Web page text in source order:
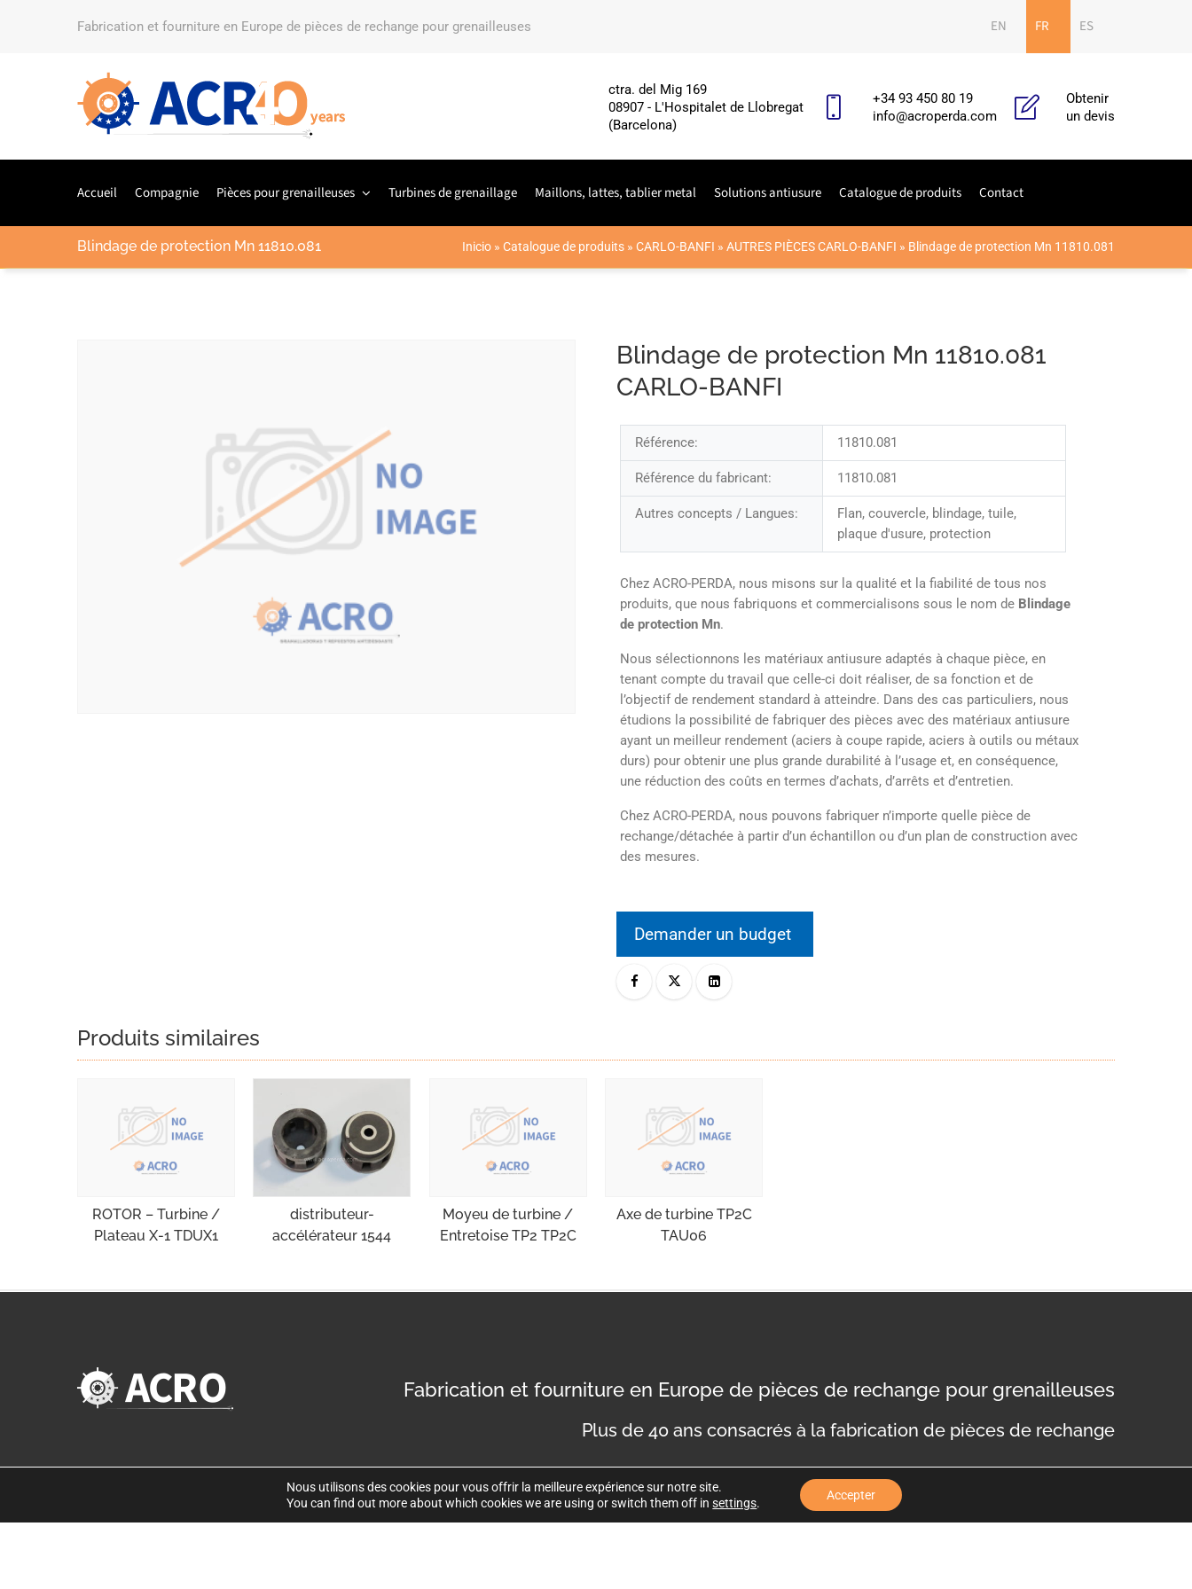
Fabrication et fourniture en Europe de pièces de rechange pour grenailleuses EN FR ES
ctra. del Mig 169
08907 - L'Hospitalet de Llobregat
(Barcelona)
+34 93 450 80 19
info@acroperda.com
Obtenir
un devis
Accueil Compagnie Pièces pour grenailleuses Turbines de grenaillage Maillons, lattes, tablier metal Solutions antiusure Catalogue de produits Contact
Blindage de protection Mn 11810.081 Inicio » Catalogue de produits » CARLO-BANFI » AUTRES PIÈCES CARLO-BANFI » Blindage de protection Mn 11810.081
Blindage de protection Mn 11810.081
CARLO-BANFI
Référence: 11810.081
Référence du fabricant: 11810.081
Autres concepts / Langues:
Flan, couvercle, blindage, tuile,
plaque d'usure, protection
Chez ACRO-PERDA, nous misons sur la qualité et la fiabilité de tous nos
produits, que nous fabriquons et commercialisons sous le nom de Blindage
de protection Mn.
Nous sélectionnons les matériaux antiusure adaptés à chaque pièce, en
tenant compte du travail que celle-ci doit réaliser, de sa fonction et de
l’objectif de rendement standard à atteindre. Dans des cas particuliers, nous
étudions la possibilité de fabriquer des pièces avec des matériaux antiusure
ayant un meilleur rendement (aciers à coupe rapide, aciers à outils ou métaux
durs) pour obtenir une plus grande durabilité à l’usage et, en conséquence,
une réduction des coûts en termes d’achats, d’arrêts et d’entretien.
Chez ACRO-PERDA, nous pouvons fabriquer n’importe quelle pièce de
rechange/détachée à partir d’un échantillon ou d’un plan de construction avec
des mesures.
Demander un budget
Produits similaires
ROTOR – Turbine /
Plateau X-1 TDUX1
distributeur-
accélérateur 1544
Moyeu de turbine /
Entretoise TP2 TP2C
Axe de turbine TP2C
TAU06
Fabrication et fourniture en Europe de pièces de rechange pour grenailleuses
Plus de 40 ans consacrés à la fabrication de pièces de rechange
Nous utilisons des cookies pour vous offrir la meilleure expérience sur notre site.
You can find out more about which cookies we are using or switch them off insettings.
Accepter